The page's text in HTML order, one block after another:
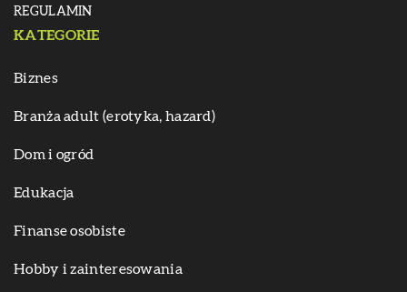
REGULAMIN
KATEGORIE
Biznes
Branża adult (erotyka, hazard)
Dom i ogród
Edukacja
Finanse osobiste
Hobby i zainteresowania